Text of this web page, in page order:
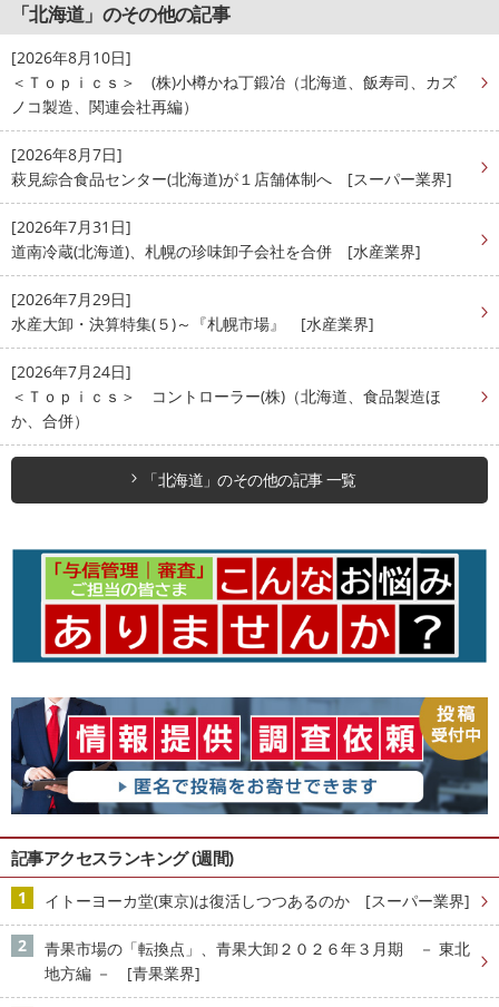
「北海道」のその他の記事
[2026年8月10日]
＜Ｔｏｐｉｃｓ＞ (株)小樽かね丁鍛冶（北海道、飯寿司、カズ
ノコ製造、関連会社再編）
[2026年8月7日]
萩見綜合食品センター(北海道)が１店舗体制へ [スーパー業界]
[2026年7月31日]
道南冷蔵(北海道)、札幌の珍味卸子会社を合併 [水産業界]
[2026年7月29日]
水産大卸・決算特集(５)～『札幌市場』 [水産業界]
[2026年7月24日]
＜Ｔｏｐｉｃｓ＞ コントローラー(株)（北海道、食品製造ほ
か、合併）
「北海道」のその他の記事 一覧
記事アクセスランキング (週間)
イトーヨーカ堂(東京)は復活しつつあるのか [スーパー業界]
青果市場の「転換点」、青果大卸２０２６年３月期 － 東北
地方編 － [青果業界]